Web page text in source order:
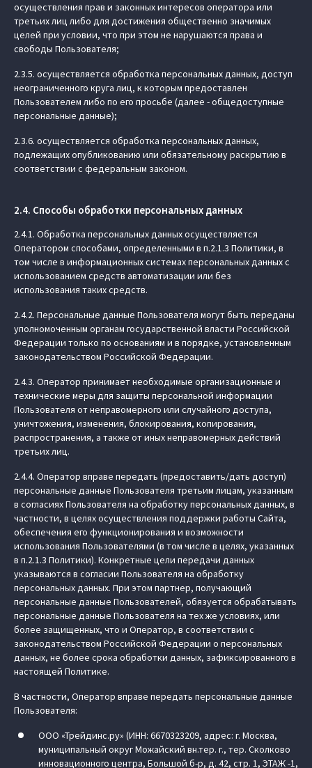
осуществления прав и законных интересов оператора или
третьих лиц либо для достижения общественно значимых
целей при условии, что при этом не нарушаются права и
свободы Пользователя;
2.3.5. осуществляется обработка персональных данных, доступ
неограниченного круга лиц, к которым предоставлен
Пользователем либо по его просьбе (далее - общедоступные
персональные данные);
2.3.6. осуществляется обработка персональных данных,
подлежащих опубликованию или обязательному раскрытию в
соответствии с федеральным законом.
2.4. Способы обработки персональных данных
2.4.1. Обработка персональных данных осуществляется
Оператором способами, определенными в п.2.1.3 Политики, в
том числе в информационных системах персональных данных с
использованием средств автоматизации или без
использования таких средств.
2.4.2. Персональные данные Пользователя могут быть переданы
уполномоченным органам государственной власти Российской
Федерации только по основаниям и в порядке, установленным
законодательством Российской Федерации.
2.4.3. Оператор принимает необходимые организационные и
технические меры для защиты персональной информации
Пользователя от неправомерного или случайного доступа,
уничтожения, изменения, блокирования, копирования,
распространения, а также от иных неправомерных действий
третьих лиц.
2.4.4. Оператор вправе передать (предоставить/дать доступ)
персональные данные Пользователя третьим лицам, указанным
в согласиях Пользователя на обработку персональных данных, в
частности, в целях осуществления поддержки работы Сайта,
обеспечения его функционирования и возможности
использования Пользователями (в том числе в целях, указанных
в п.2.1.3 Политики). Конкретные цели передачи данных
указываются в согласии Пользователя на обработку
персональных данных. При этом партнер, получающий
персональные данные Пользователей, обязуется обрабатывать
персональные данные Пользователя на тех же условиях, или
более защищенных, что и Оператор, в соответствии с
законодательством Российской Федерации о персональных
данных, не более срока обработки данных, зафиксированного в
настоящей Политике.
В частности, Оператор вправе передать персональные данные
Пользователя:
ООО «Трейдинс.ру» (ИНН: 6670323209, адрес: г. Москва,
муниципальный округ Можайский вн.тер. г., тер. Сколково
инновационного центра, Большой б-р, д. 42, стр. 1, ЭТАЖ -1,